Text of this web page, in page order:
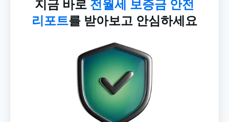
지금 바로 전월세 보증금 안전
리포트를 받아보고 안심하세요